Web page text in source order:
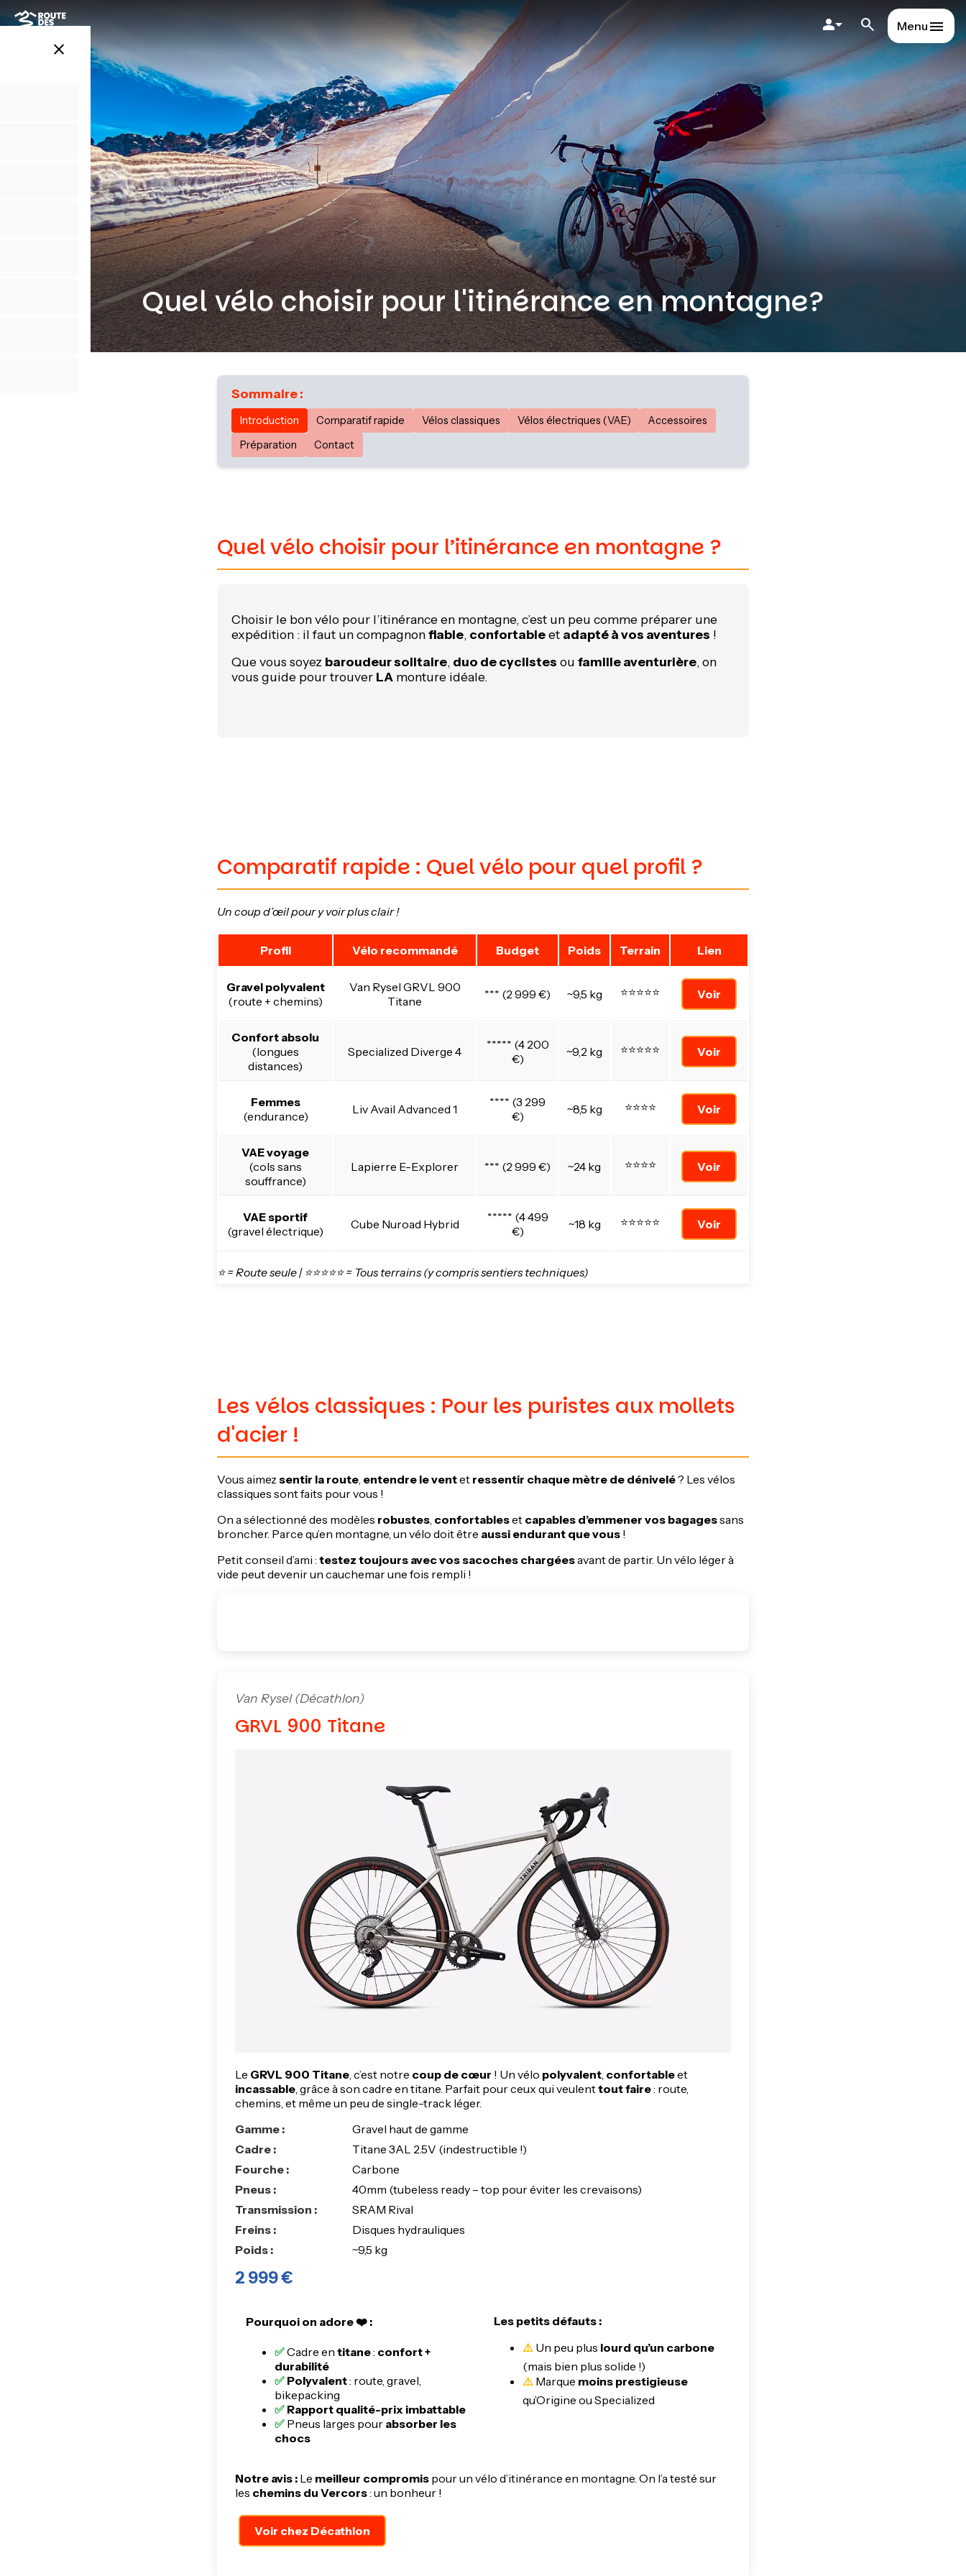
Aller
au
close
Menu
Quel vélo choisir pour l'itinérance en montagne?
Sommaire :
Introduction Comparatif rapide Vélos classiques Vélos électriques (VAE)
Accessoires
Préparation
Contact
Quel vélo choisir pour l’itinérance en montagne ?
Choisir le bon vélo pour l’itinérance en montagne, c’est un peu comme préparer une
expédition : il faut un compagnonfiable, confortableet adapté à vos aventures !
Que vous soyez baroudeur solitaire, duo de cyclistes ou famille aventurière, on
vous guide pour trouver LA monture idéale.
Comparatif rapide : Quel vélo pour quel profil ?
Un coup d’œil pour y voir plus clair !
Profil Vélo recommandé Budget Poids Terrain Lien
Gravel polyvalent
(route + chemins)
Van Rysel GRVL 900
Titane
*** (2 999 €) ~9,5 kg ⭐⭐⭐⭐⭐ Voir
Confort absolu
(longues
distances)
Specialized Diverge 4
***** (4 200
€)
~9,2 kg ⭐⭐⭐⭐⭐ Voir
Femmes
(endurance)
Liv Avail Advanced 1
**** (3 299
€)
~8,5 kg ⭐⭐⭐⭐ Voir
VAE voyage
(cols sans
souffrance)
Lapierre E-Explorer *** (2 999 €) ~24 kg ⭐⭐⭐⭐ Voir
VAE sportif
(gravel électrique)
Cube Nuroad Hybrid
***** (4 499
€)
~18 kg ⭐⭐⭐⭐⭐ Voir
⭐ = Route seule | ⭐⭐⭐⭐⭐ = Tous terrains (y compris sentiers techniques)
Les vélos classiques : Pour les puristes aux mollets
d'acier !
Vous aimez sentir la route entendre le ventet ressentir chaque mètre de dénivelé? Les vélos
classiques sont faits pour vous !
On a sélectionné des modèles robustes confortableset capables d’emmener vos bagagessans
broncher. Parce qu’en montagne, un vélo doit être aussi endurant que vous !
Petit conseil d’ami : testez toujours avec vos sacoches chargéesavant de partir. Un vélo léger à
vide peut devenir un cauchemar une fois rempli !
Van Rysel (Décathlon)
GRVL 900 Titane
Le GRVL 900 Titane , c’est notre coup de cœur ! Un vélo polyvalent confortableet
incassable , grâce à son cadre en titane. Parfait pour ceux qui veulenttout faire: route,
chemins, et même un peu de single-track léger.
Gamme :
Gravel haut de gamme
Cadre :
Titane 3AL 2.5V (indestructible !)
Fourche :
Carbone
Pneus :
40mm (tubeless ready – top pour éviter les crevaisons)
Transmission :
SRAM Rival
Freins :
Disques hydrauliques
Poids :
~9,5 kg
2 999 €
Pourquoi on adore ❤️ :
Cadre en titane: confort +
durabilité
Polyvalent: route, gravel,
bikepacking
Rapport qualité-prix imbattable
Pneus larges pour absorber les
chocs
Les petits défauts :
Un peu plus lourd qu’un carbone
(mais bien plus solide !)
Marque moins prestigieuse
qu’Origine ou Specialized
Notre avis : Le meilleur compromis pour un vélo d’itinérance en montagne. On l’a testé sur
les chemins du Vercors: un bonheur !
Voir chez Décathlon